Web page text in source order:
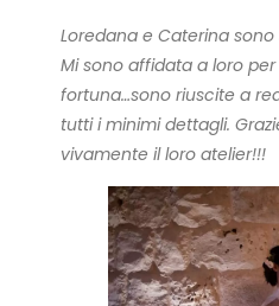
Loredana e Caterina
Mi sono affidata a loro
fortuna…sono riuscite a
tutti i minimi dettagli.
vivamente il loro atelier!!!